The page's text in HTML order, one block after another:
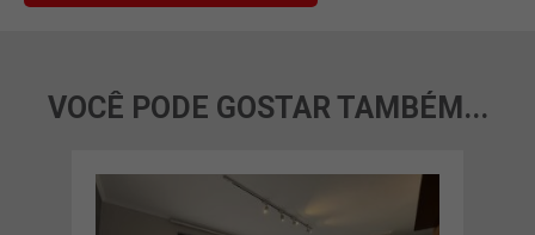
VOCÊ PODE GOSTAR TAMBÉM...